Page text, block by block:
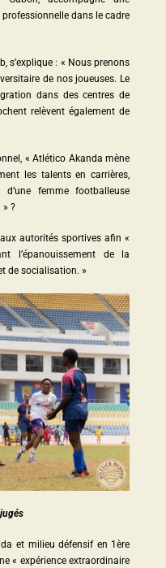
dans le cadre
s’explique : « Nous prenons
de nos joueuses. Le
dans des centres de
relèvent également de
« Atlético Akanda mène
les talents en carrières,
femme footballeuse
?
autorités sportives afin «
l’épanouissement de la
de socialisation. »
et milieu défensif en 1ère
« expérience extraordinaire